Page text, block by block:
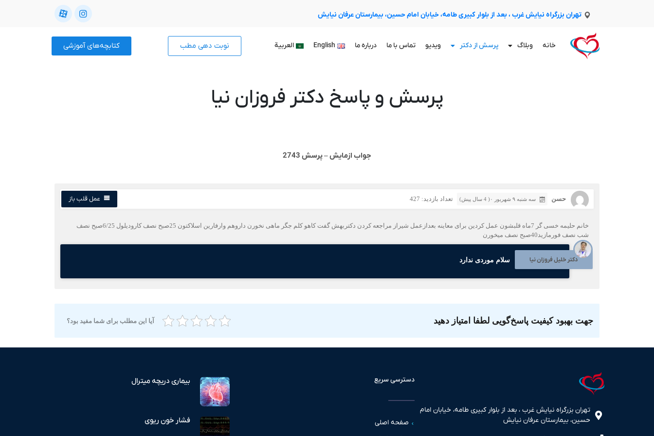
تهران بزرگراه نیایش غرب ، بعد از بلوار کبیری طامه، خیابان امام حسین، بیمارستان عرفان نیایش
خانه وبلاگ پرسش از دکتر ویدیو تماس با ما درباره ما English العربية نوبت دهی مطب کتابچه‌های آموزشی
پرسش و پاسخ دکتر فروزان نیا
جواب ازمایش – پرسش 2743
حسن سه شنبه ۹ شهریور ۰( 4 سال پیش) تعداد بازدید: 427 عمل قلب باز
خانم حليمه خسی گر 7ماه قلبشون عمل کردین برای معاینه بعدازعمل شیراز مراجعه کردن دکتربهش گفت کاهو کلم جگر ماهی نخورن داروهم وارفارین اسلاکتون 25صبح نصف کارودیلول 6/25صبح نصف
شب نصف فورمازید40صبح نصف میخورن
دکتر خلیل فروزان نیا سلام موردی ندارد
جهت بهبود کیفیت پاسخ‌گویی لطفا امتیاز دهید آیا این مطلب برای شما مفید بود؟
تهران بزرگراه نیایش غرب ، بعد از بلوار کبیری طامه، خیابان امام
حسین، بیمارستان عرفان نیایش
دسترسی سریع
صفحه اصلی
بیماری دریچه میترال
فشار خون ریوی